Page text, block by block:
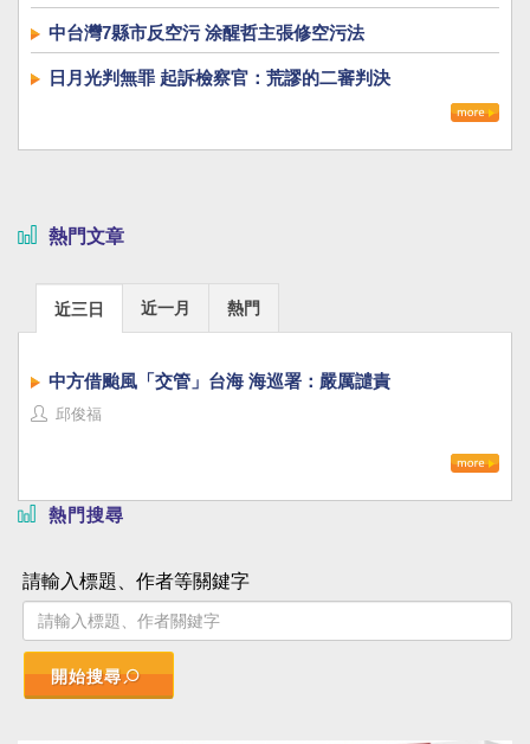
中台灣7縣市反空污 涂醒哲主張修空污法
日月光判無罪 起訴檢察官：荒謬的二審判決
熱門文章
近三日 近一月 熱門
中方借颱風「交管」台海 海巡署：嚴厲譴責
邱俊福
熱門搜尋
請輸入標題、作者等關鍵字
開始搜尋